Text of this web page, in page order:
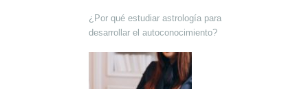
¿Por qué estudiar astrología para
desarrollar el autoconocimiento?